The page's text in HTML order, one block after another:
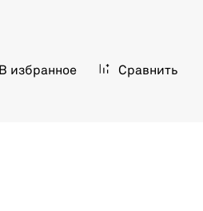
В избранное Сравнить